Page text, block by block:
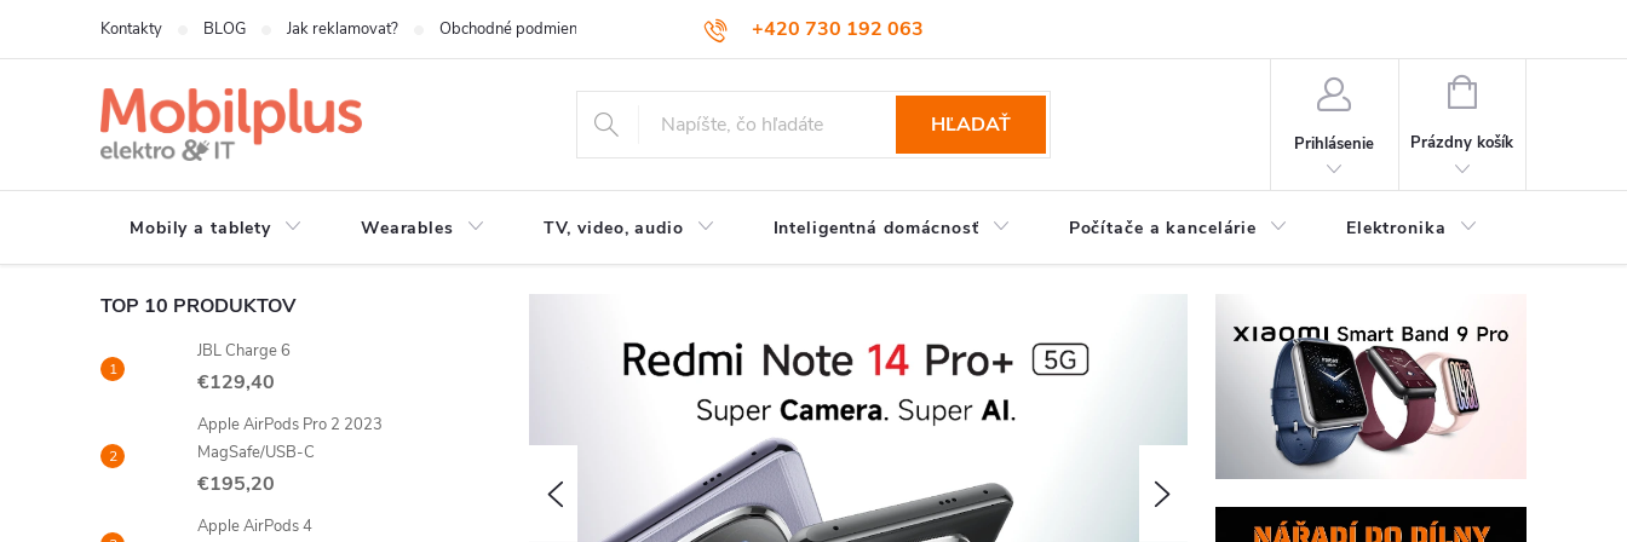
+420 730 192 063
Kontakty BLOG Jak reklamovat? Obchodné podmienky Podmienky ochrany osobných údajov
HĽADAŤ
Prihlásenie
NÁKUPNÝ
Prázdny košík
Mobily a tablety Wearables TV, video, audio Inteligentná domácnosť Počítače a kancelárie Elektronika
B
o
č
TOP 10 PRODUKTOV
JBL Charge 6
€129,40
Apple AirPods Pro 2 2023
MagSafe/USB-C
€195,20
Apple AirPods 4
V
t
e
Predchádzajúce